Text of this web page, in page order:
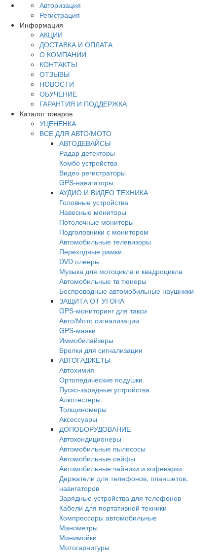
Авторизация
Регистрация
Информация
АКЦИИ
ДОСТАВКА И ОПЛАТА
О КОМПАНИИ
КОНТАКТЫ
ОТЗЫВЫ
НОВОСТИ
ОБУЧЕНИЕ
ГАРАНТИЯ И ПОДДЕРЖКА
Каталог товаров
УЦЕНЕНКА
ВСЕ ДЛЯ АВТО/МОТО
АВТОДЕВАЙСЫ
Радар детекторы
Комбо устройства
Видео регистраторы
GPS-навигаторы
АУДИО И ВИДЕО ТЕХНИКА
Головные устройства
Навесные мониторы
Потолочные мониторы
Подголовники с монитором
Автомобильные телевизоры
Переходные рамки
DVD плееры
Музыка для мотоцикла и квадроцикла
Автомобильные тв тюнеры
Беспроводные автомобильные наушники
ЗАЩИТА ОТ УГОНА
GPS-мониторинг для такси
Авто/Мото сигнализации
GPS-маяки
Иммобилайзеры
Брелки для сигнализации
АВТОГАДЖЕТЫ
Автохимия
Ортопедические подушки
Пуско-зарядные устройства
Алкотестеры
Толщиномеры
Аксессуары
ДОПОБОРУДОВАНИЕ
Автокондиционеры
Автомобильные пылесосы
Автомобильные сейфы
Автомобильные чайники и кофеварки
Держатели для телефонов, планшетов,
навигаторов
Зарядные устройства для телефонов
Кабели для портативной техники
Компрессоры автомобильные
Манометры
Минимойки
Мотогарнитуры